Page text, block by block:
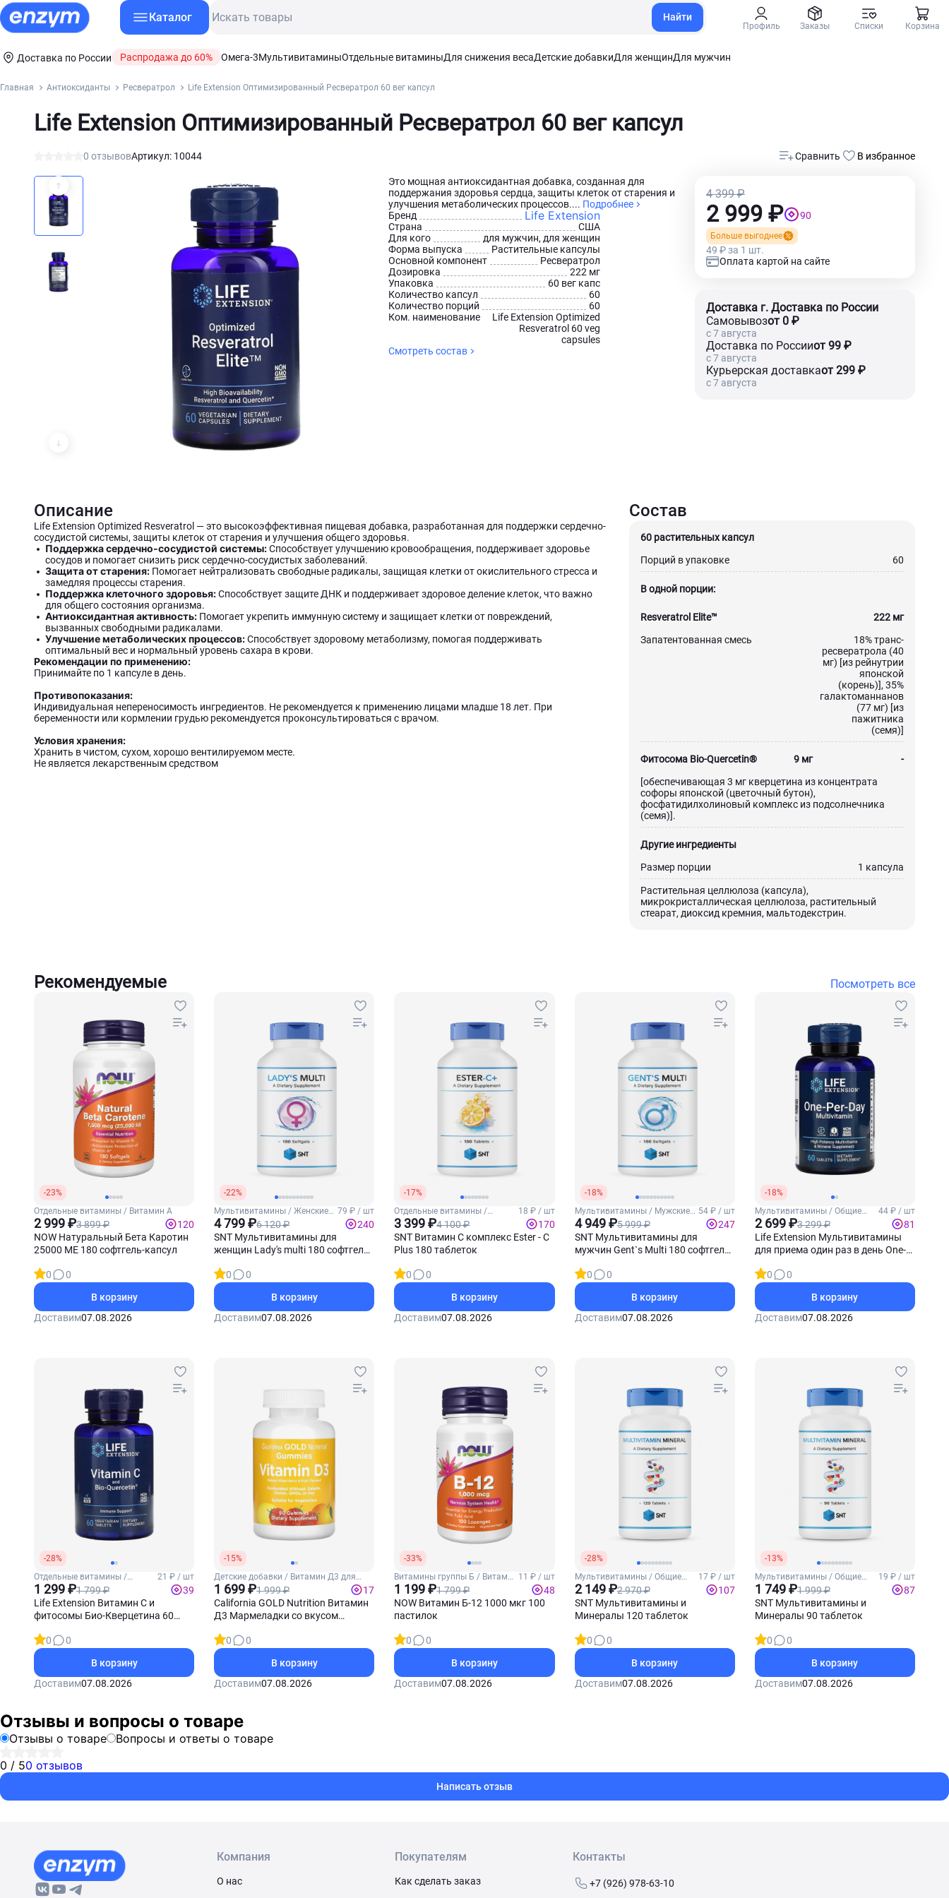
Каталог Найти
Профиль Заказы Списки Корзина
Доставка по России Распродажа до 60% Омега-3МультивитаминыОтдельные витаминыДля снижения весаДетские добавкиДля женщинДля мужчин
Главная Антиоксиданты Ресвератрол Life Extension Оптимизированный Ресвератрол 60 вег капсул
Life Extension Оптимизированный Ресвератрол 60 вег капсул
0 отзывовАртикул: 10044 Сравнить В избранное
Это мощная антиоксидантная добавка, созданная для
поддержания здоровья сердца, защиты клеток от старения и
улучшения метаболических процессов.... Подробнее
Бренд
Life Extension
Страна
США
Для кого
для мужчин, для женщин
Форма выпуска
Растительные капсулы
Основной компонент
Ресвератрол
Дозировка
222 мг
Упаковка
60 вег капс
Количество капсул
60
Количество порций
60
Ком. наименование
Life Extension Optimized
Resveratrol 60 veg
capsules
Смотреть состав
4 399 ₽
2 999 ₽ 90
Больше выгоднее
49 ₽ за 1 шт.
Оплата картой на сайте
Доставка г. Доставка по России
Самовывозот 0 ₽
c 7 августа
Доставка по Россииот 99 ₽
c 7 августа
Курьерская доставкаот 299 ₽
c 7 августа
Описание Состав
Life Extension Optimized Resveratrol — это высокоэффективная пищевая добавка, разработанная для поддержки сердечно-
сосудистой системы, защиты клеток от старения и улучшения общего здоровья.
Поддержка сердечно-сосудистой системы:Способствует улучшению кровообращения, поддерживает здоровье
сосудов и помогает снизить риск сердечно-сосудистых заболеваний.
Защита от старения: Помогает нейтрализовать свободные радикалы, защищая клетки от окислительного стресса и
замедляя процессы старения.
Поддержка клеточного здоровья:Способствует защите ДНК и поддерживает здоровое деление клеток, что важно
для общего состояния организма.
Антиоксидантная активность: Помогает укрепить иммунную систему и защищает клетки от повреждений,
вызванных свободными радикалами.
Улучшение метаболических процессов:Способствует здоровому метаболизму, помогая поддерживать
оптимальный вес и нормальный уровень сахара в крови.
Рекомендации по применению:
Принимайте по 1 капсуле в день.
Противопоказания:
Индивидуальная непереносимость ингредиентов. Не рекомендуется к применению лицами младше 18 лет. При
беременности или кормлении грудью рекомендуется проконсультироваться с врачом.
Условия хранения:
Хранить в чистом, сухом, хорошо вентилируемом месте.
Не является лекарственным средством
60 растительных капсул
Порций в упаковке
60
В одной порции:
Resveratrol Elite™
222 мг
Запатентованная смесь
18% транс-
ресвератрола (40
мг) [из рейнутрии
японской
(корень)], 35%
галактоманнанов
(77 мг) [из
пажитника
(семя)]
Фитосома Bio-Quercetin® 9 мг
-
[обеспечивающая 3 мг кверцетина из концентрата
софоры японской (цветочный бутон),
фосфатидилхолиновый комплекс из подсолнечника
(семя)].
Другие ингредиенты
Размер порции
1 капсула
Растительная целлюлоза (капсула),
микрокристаллическая целлюлоза, растительный
стеарат, диоксид кремния, мальтодекстрин.
Рекомендуемые Посмотреть все
-23%
Отдельные витамины / Витамин А
2 999 ₽3 899 ₽
120
NOW Натуральный Бета Каротин
25000 МЕ 180 софтгель-капсул
0
0
В корзину
Доставим07.08.2026
-22%
Мультивитамины / Женские
витамины
79 ₽ / шт
4 799 ₽6 120 ₽
240
SNT Мультивитамины для
женщин Lady's multi 180 софтгель-
0
0
В корзину
Доставим07.08.2026
-17%
Отдельные витамины /
Витамин С
18 ₽ / шт
3 399 ₽4 100 ₽
170
SNT Витамин С комплекс Ester - C
Plus 180 таблеток
0
0
В корзину
Доставим07.08.2026
-18%
Мультивитамины / Мужские
витамины
54 ₽ / шт
4 949 ₽5 999 ₽
247
SNT Мультивитамины для
мужчин Gent`s Multi 180 софтгель-
0
0
В корзину
Доставим07.08.2026
-18%
Мультивитамины / Общие
витамины
44 ₽ / шт
2 699 ₽3 299 ₽
81
Life Extension Мультивитамины
для приема один раз в день One-
0
0
В корзину
Доставим07.08.2026
-28%
Отдельные витамины /
Витамин С
21 ₽ / шт
1 299 ₽1 799 ₽
39
Life Extension Витамин С и
фитосомы Био-Кверцетина 60
0
0
В корзину
Доставим07.08.2026
-15%
Детские добавки / Витамин Д3 для
детей
1 699 ₽1 999 ₽
17
California GOLD Nutrition Витамин
Д3 Мармеладки со вкусом
0
0
В корзину
Доставим07.08.2026
-33%
Витамины группы Б / Витамин
Б12
11 ₽ / шт
1 199 ₽1 799 ₽
48
NOW Витамин Б-12 1000 мкг 100
пастилок
0
0
В корзину
Доставим07.08.2026
-28%
Мультивитамины / Общие
витамины
17 ₽ / шт
2 149 ₽2 970 ₽
107
SNT Мультивитамины и
Минералы 120 таблеток
0
0
В корзину
Доставим07.08.2026
-13%
Мультивитамины / Общие
витамины
19 ₽ / шт
1 749 ₽1 999 ₽
87
SNT Мультивитамины и
Минералы 90 таблеток
0
0
В корзину
Доставим07.08.2026
Отзывы и вопросы о товаре
Отзывы о товаре
Вопросы и ответы о товаре
0 / 50 отзывов
Написать отзыв
Компания
О нас
Покупателям
Как сделать заказ
Контакты
+7 (926) 978-63-10